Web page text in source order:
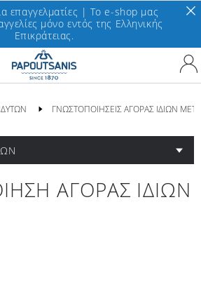
επαγγελματίες | To e-shop μας
μόνο εντός της Ελληνικής
Επικράτειας.
ΓΝΩΣΤΟΠΟΙΗΣΕΙΣ ΑΓΟΡΑΣ ΙΔΙΩΝ
ΑΓΟΡΑΣ ΙΔΙΩΝ